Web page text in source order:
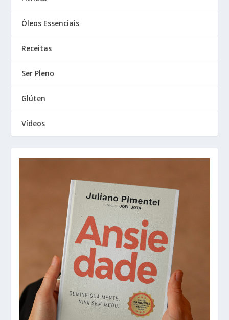
Óleos Essenciais
Receitas
Ser Pleno
Glúten
Vídeos